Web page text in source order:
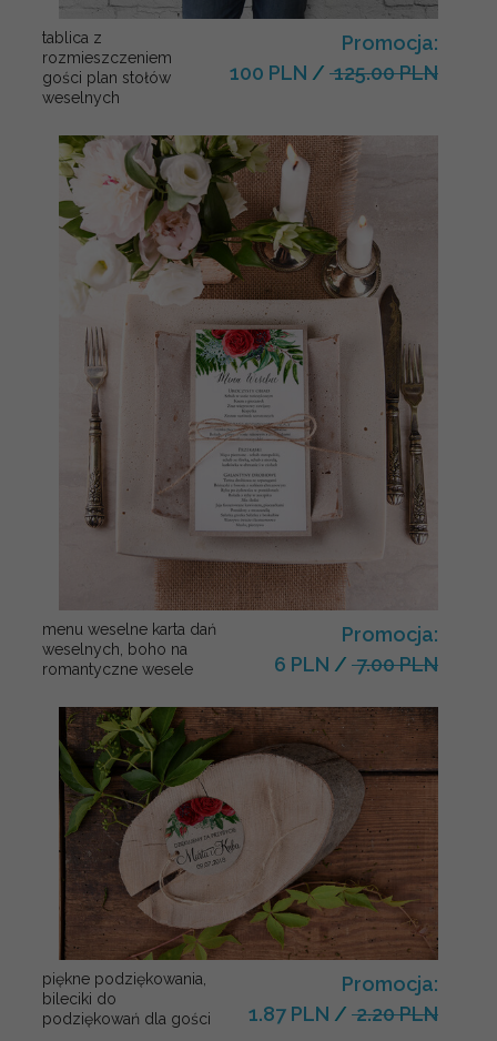
tablica z
rozmieszczeniem
gości plan stołów
weselnych
Promocja:
100 PLN / 125.00 PLN
menu weselne karta dań
weselnych, boho na
romantyczne wesele
Promocja:
6 PLN / 7.00 PLN
piękne podziękowania,
bileciki do
podziękowań dla gości
Promocja:
1.87 PLN / 2.20 PLN